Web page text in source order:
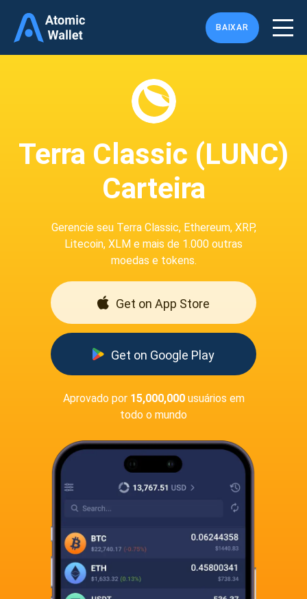
BAIXAR
Terra Classic (LUNC)
Carteira
Gerencie seu Terra Classic, Ethereum, XRP,
Litecoin, XLM e mais de 1.000 outras
moedas e tokens.
Get on App Store
Get on Google Play
Aprovado por 15,000,000usuários em
todo o mundo